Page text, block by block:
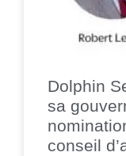
Dolphin
sa
conseil